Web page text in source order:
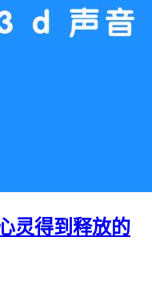
灵得到释放的